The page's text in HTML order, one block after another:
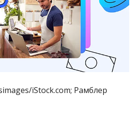
iStock.com; Рамблер